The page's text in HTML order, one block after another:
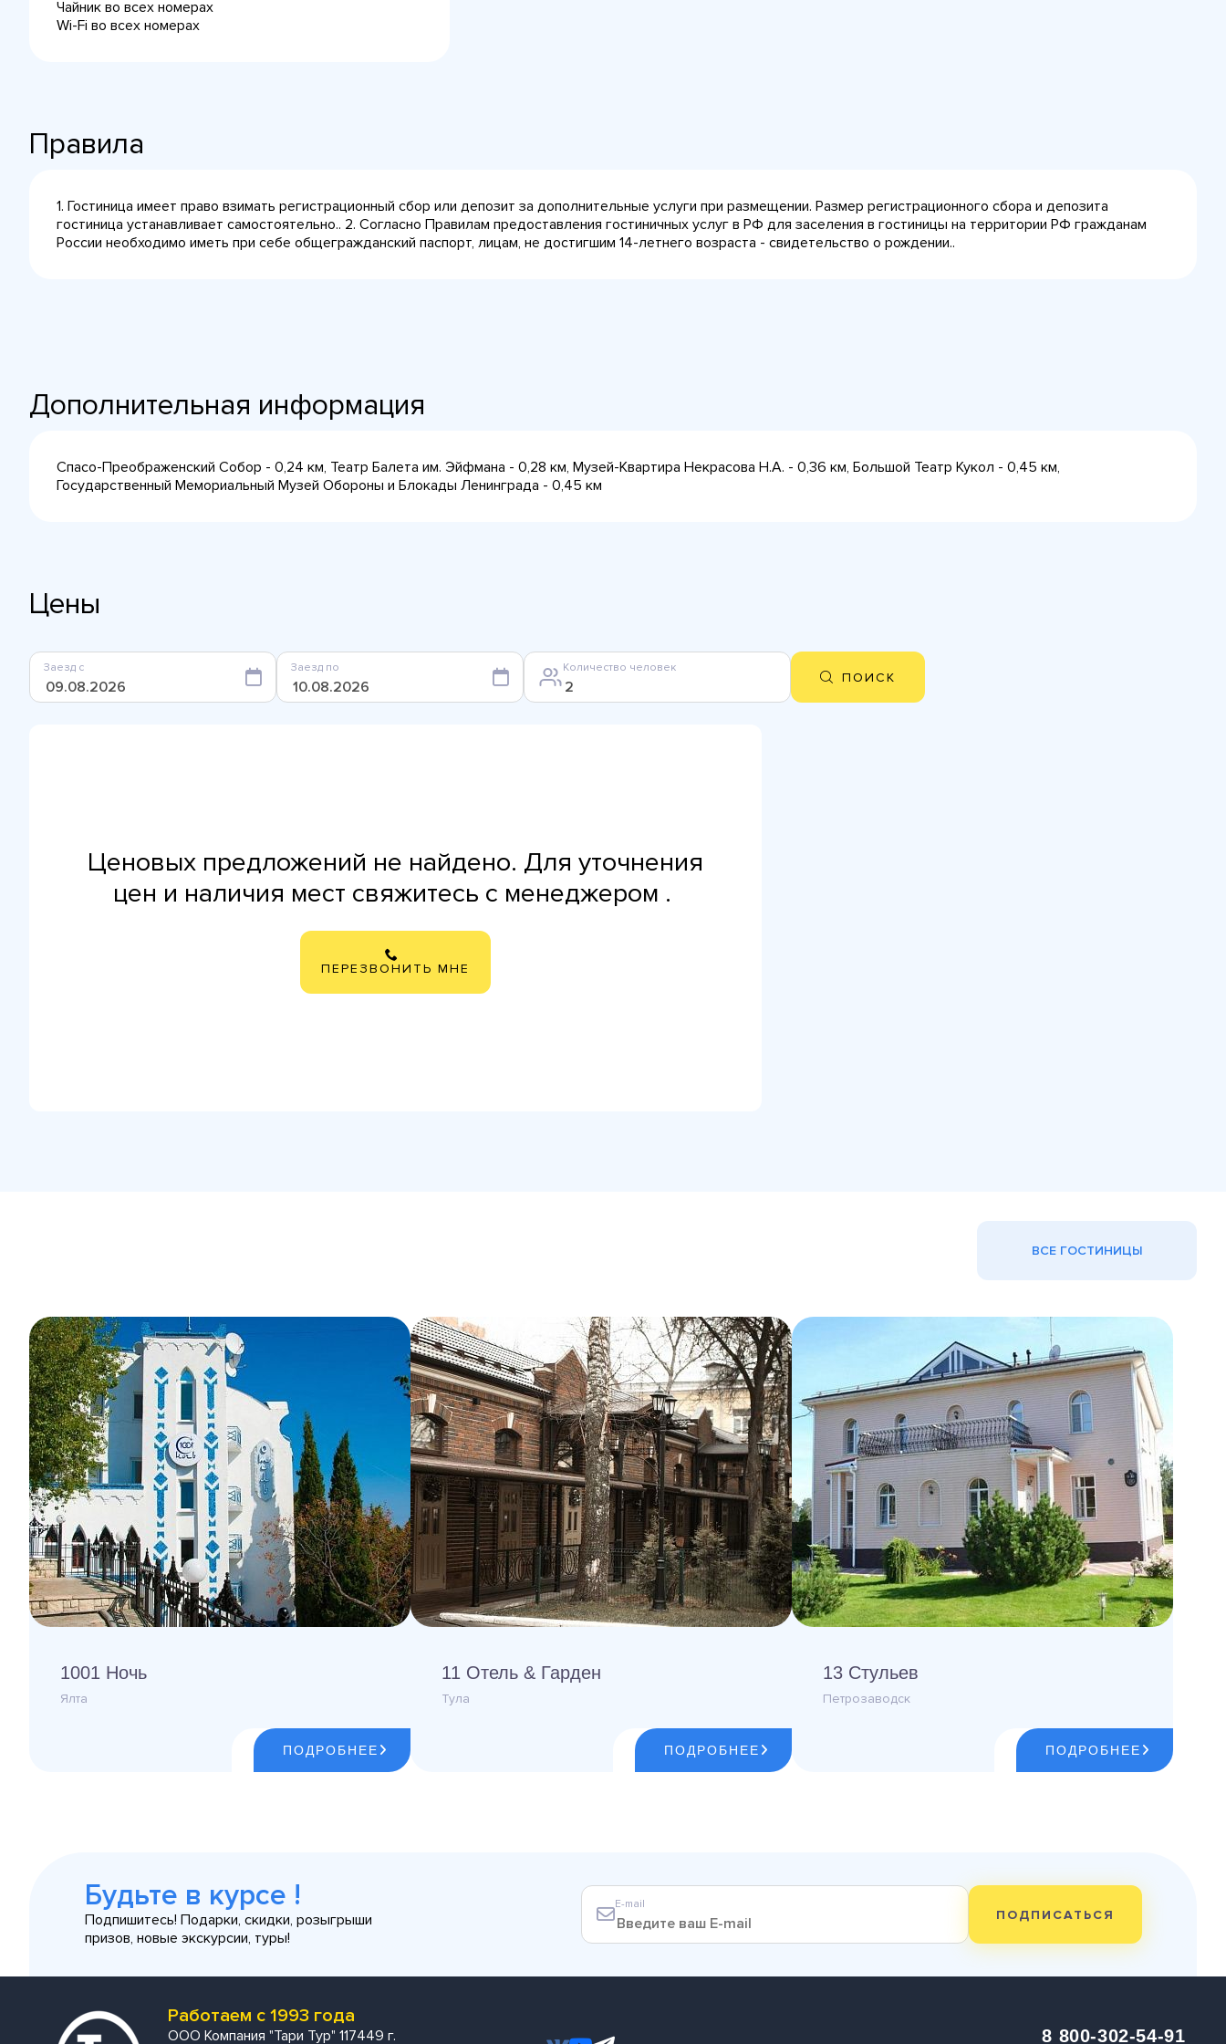
Чайник во всех номерах
Wi-Fi во всех номерах
Правила
1. Гостиница имеет право взимать регистрационный сбор или депозит за дополнительные услуги при размещении. Размер регистрационного сбора и депозита
гостиница устанавливает самостоятельно.. 2. Согласно Правилам предоставления гостиничных услуг в РФ для заселения в гостиницы на территории РФ гражданам
России необходимо иметь при себе общегражданский паспорт, лицам, не достигшим 14-летнего возраста - свидетельство о рождении..
Дополнительная информация
Спасо-Преображенский Собор - 0,24 км, Театр Балета им. Эйфмана - 0,28 км, Музей-Квартира Некрасова Н.А. - 0,36 км, Большой Театр Кукол - 0,45 км,
Государственный Мемориальный Музей Обороны и Блокады Ленинграда - 0,45 км
Цены
Заезд с Заезд по Количество человек
ПОИСК
Ценовых предложений не найдено. Для уточнения
цен и наличия мест свяжитесь с менеджером .
ПЕРЕЗВОНИТЬ МНЕ
ВСЕ ГОСТИНИЦЫ
1001 Ночь
Ялта
ПОДРОБНЕЕ
11 Отель & Гарден
Тула
ПОДРОБНЕЕ
13 Стульев
Петрозаводск
ПОДРОБНЕЕ
Будьте в курсе !
Подпишитесь! Подарки, скидки, розыгрыши
призов, новые экскурсии, туры!
E-mail
ПОДПИСАТЬСЯ
Работаем с 1993 года
ООО Компания "Тари Тур" 117449 г. 8 800-302-54-91